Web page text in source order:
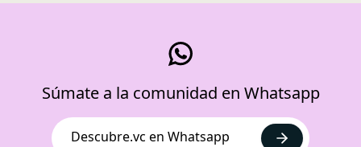
Súmate a la comunidad en Whatsapp
Descubre.vc en Whatsapp